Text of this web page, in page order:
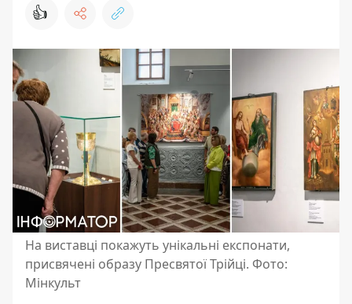
👍
На виставці покажуть унікальні експонати,
присвячені образу Пресвятої Трійці. Фото:
Мінкульт